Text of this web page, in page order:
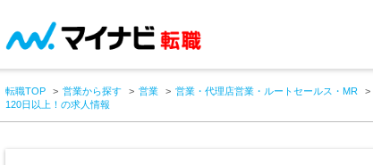
転職TOP 営業から探す 営業 営業・代理店営業・ルートセールス・MR
120日以上！の求人情報